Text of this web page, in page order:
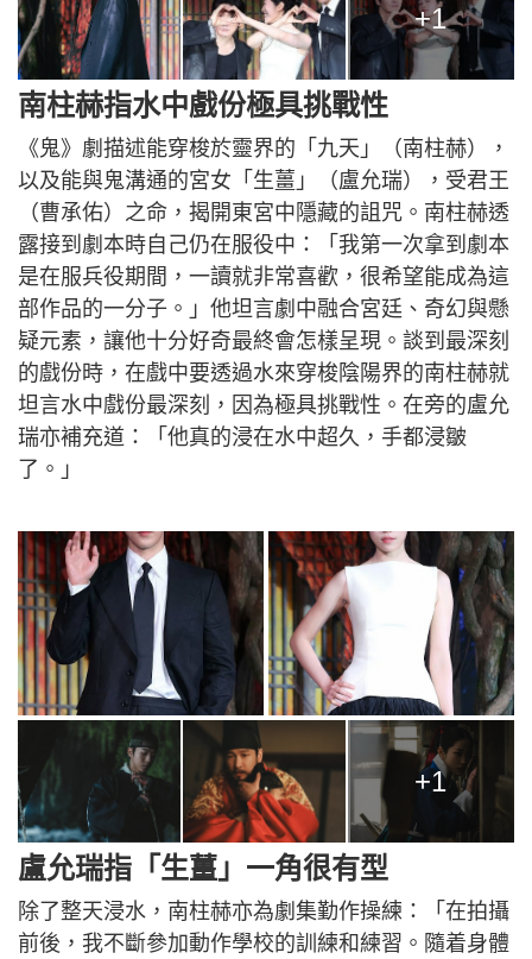
+1
南柱赫指水中戲份極具挑戰性
《鬼》劇描述能穿梭於靈界的「九天」（南柱赫），
以及能與鬼溝通的宮女「生薑」（盧允瑞），受君王
（曹承佑）之命，揭開東宮中隱藏的詛咒。南柱赫透
露接到劇本時自己仍在服役中：「我第一次拿到劇本
是在服兵役期間，一讀就非常喜歡，很希望能成為這
部作品的一分子。」他坦言劇中融合宮廷、奇幻與懸
疑元素，讓他十分好奇最終會怎樣呈現。談到最深刻
的戲份時，在戲中要透過水來穿梭陰陽界的南柱赫就
坦言水中戲份最深刻，因為極具挑戰性。在旁的盧允
瑞亦補充道：「他真的浸在水中超久，手都浸皺
了。」
+1
盧允瑞指「生薑」一角很有型
除了整天浸水，南柱赫亦為劇集勤作操練：「在拍攝
前後，我不斷參加動作學校的訓練和練習。隨着身體